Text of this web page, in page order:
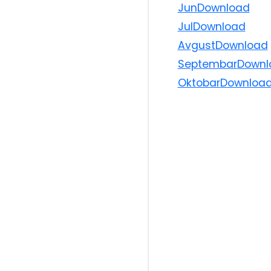
JunDownload
JulDownload
AvgustDownload
Septembar
Oktobar